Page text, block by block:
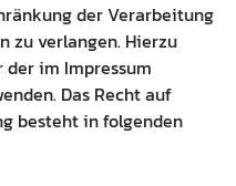
der Verarbeitung
zu verlangen. Hierzu
im Impressum
Das Recht auf
besteht in folgenden